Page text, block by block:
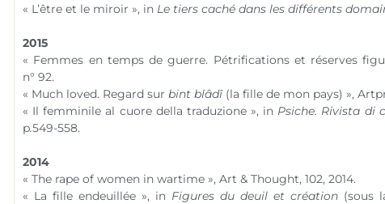
« L’être et le miroir », in Le tiers caché dans les différents
2015
« Femmes en temps de guerre. Pétrifications et réserves
n° 92.
« Much loved. Regard sur bint blâdî (la fille de mon pays) »,
« Il femminile al cuore della traduzione », in Psiche. Rivista di
p.549-558.
2014
« The rape of women in wartime », Art & Thought, 102, 2014.
« La fille endeuillée », in Figures du deuil et création (sous